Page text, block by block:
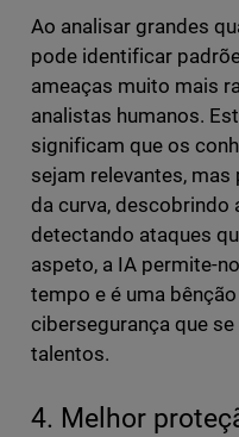
Ao analisar grandes
pode identificar
ameaças muito mais
analistas humanos.
significam que os
sejam relevantes,
da curva, descobrindo
detectando ataques
aspeto, a IA permite-
tempo e é uma
cibersegurança que
talentos.
4. Melhor